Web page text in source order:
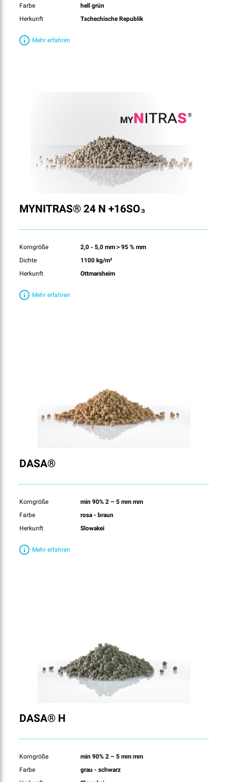
Farbe
hell grün
Herkunft
Tschechische Republik
Mehr erfahren
MYNITRAS® 24 N +16SO₃
Korngröße
2,0 - 5,0 mm＞95 % mm
Dichte
1100 kg/m³
Herkunft
Ottmarsheim
Mehr erfahren
DASA®
Korngröße
min 90% 2 – 5 mm mm
Farbe
rosa - braun
Herkunft
Slowakei
Mehr erfahren
DASA® H
Korngröße
min 90% 2 – 5 mm mm
Farbe
grau - schwarz